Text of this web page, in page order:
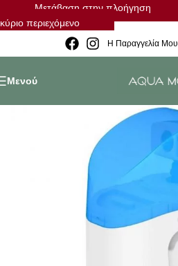
Μετάβαση στην πλοήγηση
κύριο περιεχόμενο
Η Παραγγελία Μου
Μενού